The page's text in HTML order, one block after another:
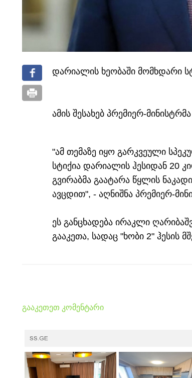
დარიალის ხეობაში მომხდარი
ამის შესახებ პრემიერ-
"ამ თემაზე იყო გარკვეული
სტიქია დარიალის ჰესიდან 20
გვირაბმა გაატარა წყლის
ავცდით", - აღნიშნა პრემიერ-
ეს განცხადება ირაკლი
გააკეთა, სადაც "ხობი 2" ჰესის
გააკეთეთ კომენტარი
SS.GE